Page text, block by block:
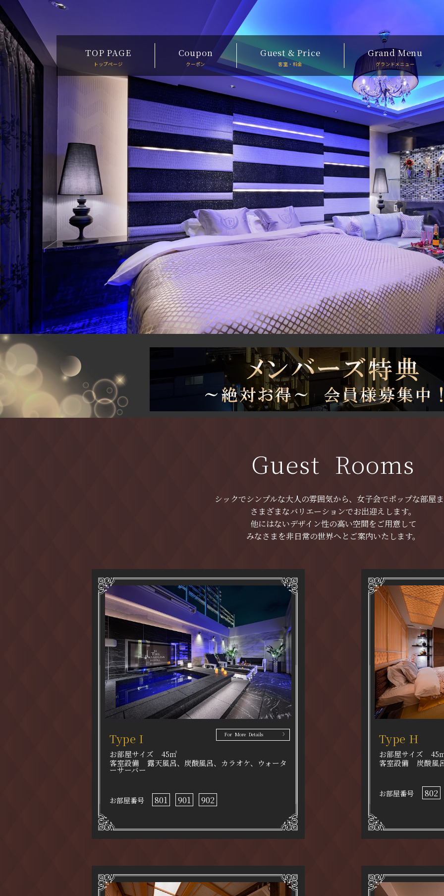
TOP PAGE
トップページ
Coupon
クーポン
Guest & Price
客室・料金
Grand Menu
グランドメニュー
Guest Rooms
シックでシンプルな大人の雰囲気から、 女子会でポップな部屋
さまざまなバリエーションでお出迎えします。
他にはないデザイン性の高い空間をご用意して
みなさまを非日常の世界へとご案内いたします。
Type I For More Details
お部屋サイズ
45㎡
客室設備
露天風呂、炭酸風呂、カラオケ、ウォータ
ーサーバー
お部屋番号 801 901 902
Type H
お部屋サイズ
45
客室設備
炭酸風
お部屋番号 802